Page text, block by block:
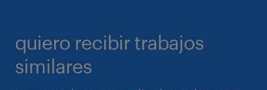
quiero recibir trabajos
similares